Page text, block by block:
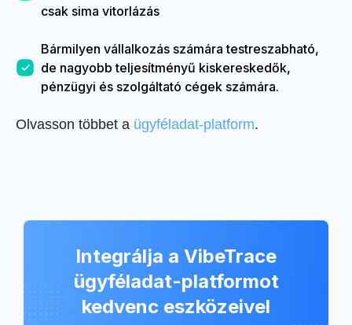
csak sima vitorlázás
Bármilyen vállalkozás számára testreszabható,
de nagyobb teljesítményű kiskereskedők,
pénzügyi és szolgáltató cégek számára.
Olvasson többet a ügyféladat-platform.
Integrálja a VibeTrace
ügyféladat-platformot
kedvenc eszközeivel